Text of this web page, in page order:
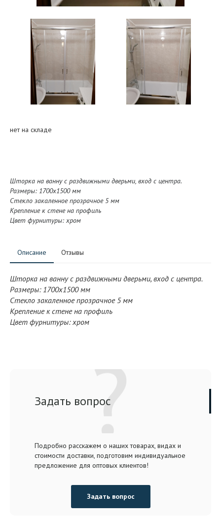
нет на складе
Шторка на ванну с раздвижными дверьми, вход с центра.
Размеры: 1700x1500 мм
Стекло закаленное прозрачное 5 мм
Крепление к стене на профиль
Цвет фурнитуры: хром
Описание Отзывы
Шторка на ванну с раздвижными дверьми, вход с центра.
Размеры: 1700x1500 мм
Стекло закаленное прозрачное 5 мм
Крепление к стене на профиль
Цвет фурнитуры: хром
Задать вопрос
Подробно расскажем о наших товарах, видах и
стоимости доставки, подготовим индивидуальное
предложение для оптовых клиентов!
Задать вопрос